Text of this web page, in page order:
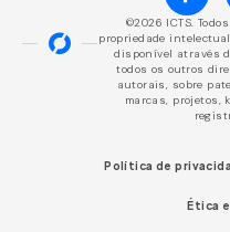
©2026 ICTS.
propriedade
disponível através
todos os outros
autorais, sobre
marcas, projetos,
Política de
Ética